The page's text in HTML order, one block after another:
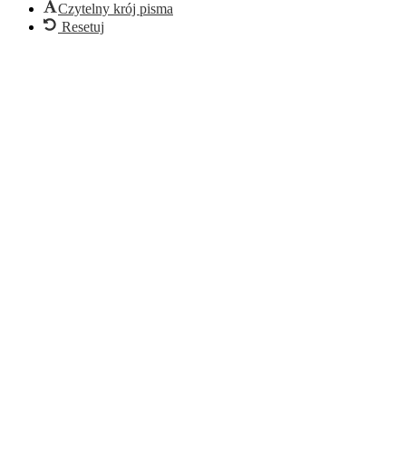
Czytelny krój pisma
Resetuj